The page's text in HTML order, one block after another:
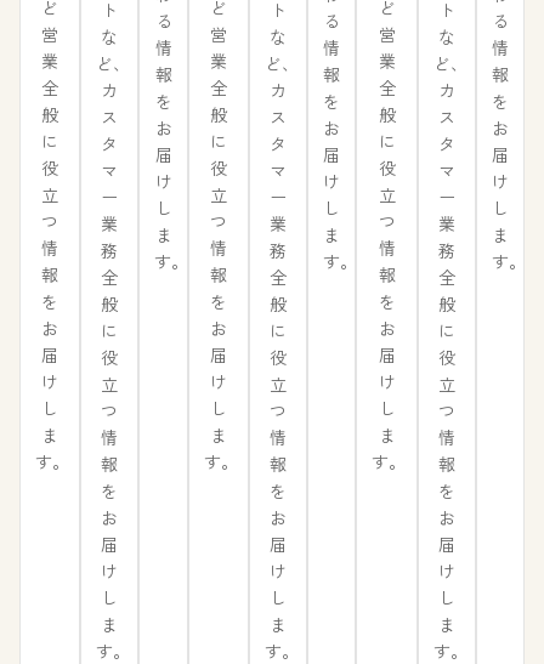
ど
営
業
全
般
に
役
立
つ
情
報
を
お
届
け
し
ま
す。
ト
な
ど、
カ
ス
タ
マ
ー
業
務
全
般
に
役
立
つ
情
報
を
お
届
け
し
ま
す。
る
情
報
を
お
届
け
し
ま
す。
ど
営
業
全
般
に
役
立
つ
情
報
を
お
届
け
し
ま
す。
ト
な
ど、
カ
ス
タ
マ
ー
業
務
全
般
に
役
立
つ
情
報
を
お
届
け
し
ま
す。
る
情
報
を
お
届
け
し
ま
す。
ど
営
業
全
般
に
役
立
つ
情
報
を
お
届
け
し
ま
す。
ト
な
ど、
カ
ス
タ
マ
ー
業
務
全
般
に
役
立
つ
情
報
を
お
届
け
し
ま
す。
る
情
報
を
お
届
け
し
ま
す。